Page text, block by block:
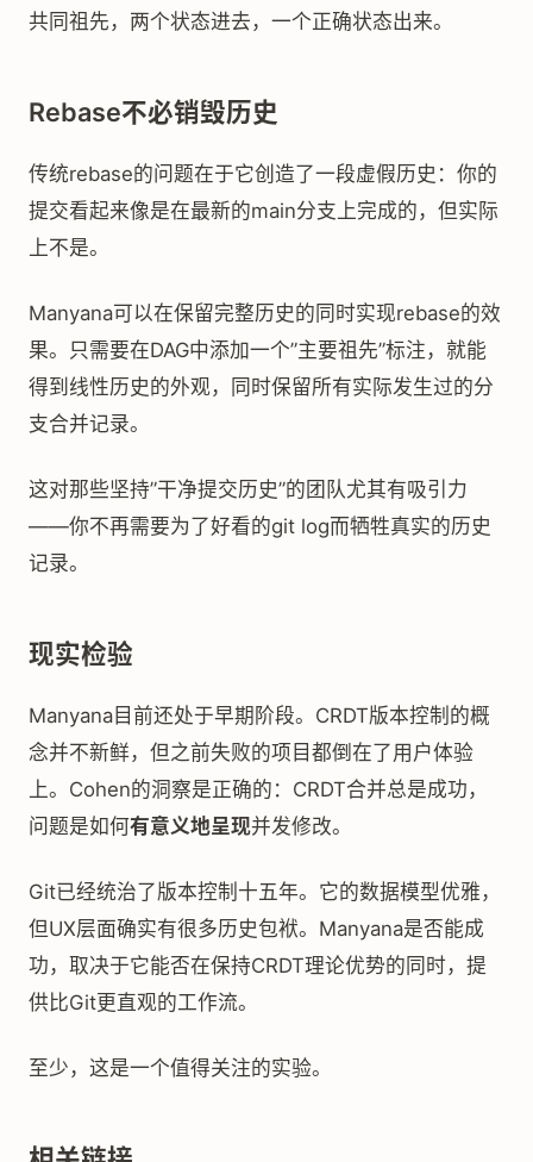
共同祖先，两个状态进去，一个正确状态出来。
Rebase不必销毁历史
传统rebase的问题在于它创造了一段虚假历史：你的
提交看起来像是在最新的main分支上完成的，但实际
上不是。
Manyana可以在保留完整历史的同时实现rebase的效
果。只需要在DAG中添加一个”主要祖先”标注，就能
得到线性历史的外观，同时保留所有实际发生过的分
支合并记录。
这对那些坚持”干净提交历史”的团队尤其有吸引力
——你不再需要为了好看的git log而牺牲真实的历史
记录。
现实检验
Manyana目前还处于早期阶段。CRDT版本控制的概
念并不新鲜，但之前失败的项目都倒在了用户体验
上。Cohen的洞察是正确的：CRDT合并总是成功，
问题是如何有意义地呈现并发修改。
Git已经统治了版本控制十五年。它的数据模型优雅，
但UX层面确实有很多历史包袱。Manyana是否能成
功，取决于它能否在保持CRDT理论优势的同时，提
供比Git更直观的工作流。
至少，这是一个值得关注的实验。